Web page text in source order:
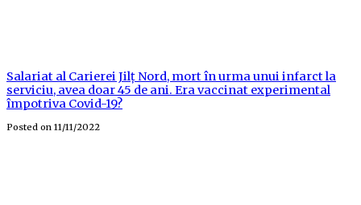
Salariat al Carierei Jilț Nord, mort în urma unui infarct la
serviciu, avea doar 45 de ani. Era vaccinat experimental
împotriva Covid-19?
Posted on 11/11/2022